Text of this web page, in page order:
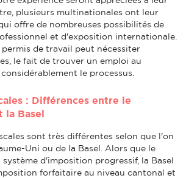
plusieurs multinationales ont leur
offre de nombreuses possibilités de
et d'exposition internationale.
de travail peut nécessiter
le fait de trouver un emploi au
le processus.
: Différences entre le
la Basel
sont très différentes selon que l'on
Uni ou de la Basel. Alors que le
système d'imposition progressif, la Basel
forfaitaire au niveau cantonal et